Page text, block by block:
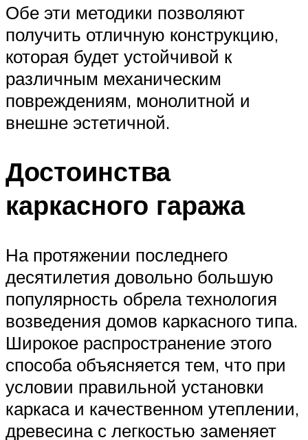
Обе эти методики позволяют
получить отличную конструкцию,
которая будет устойчивой к
различным механическим
повреждениям, монолитной и
внешне эстетичной.
Достоинства
каркасного гаража
На протяжении последнего
десятилетия довольно большую
популярность обрела технология
возведения домов каркасного типа.
Широкое распространение этого
способа объясняется тем, что при
условии правильной установки
каркаса и качественном утеплении,
древесина с легкостью заменяет